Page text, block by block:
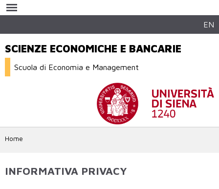
contenuto
EN
SCIENZE ECONOMICHE E BANCARIE
Scuola di Economia e Management
Home
INFORMATIVA PRIVACY